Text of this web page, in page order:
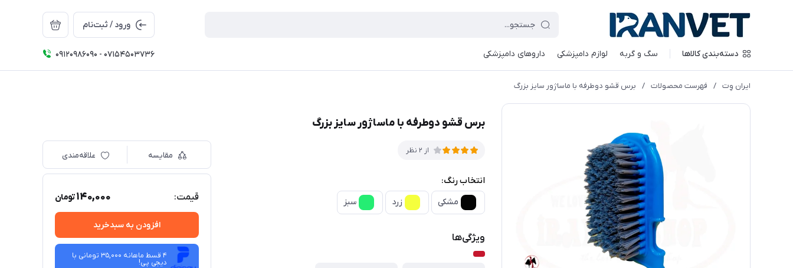
ورود / ثبت‌نام
دسته‌بندی کالاها سگ و گربه لوازم دامپزشکی داروهای دامپزشکی 09120986090 - 07154503736
ایران وِت / فهرست محصولات / برس قشو دوطرفه با ماساژور سایز بزرگ
برس قشو دوطرفه با ماساژور سایز بزرگ
از 2 نظر
انتخاب رنگ:
مشکی زرد سبز
ویژگی‌ها
مقایسه علاقه‌مندی
قیمت: 140,000تومان
افزودن به سبدخرید
4 قسط ماهانه 35,000 تومانی با
دیجی ‌پی!